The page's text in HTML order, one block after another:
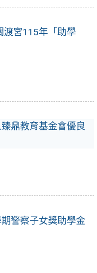
渡宮115年「助學
鼎教育基金會優良
警察子女獎助學金